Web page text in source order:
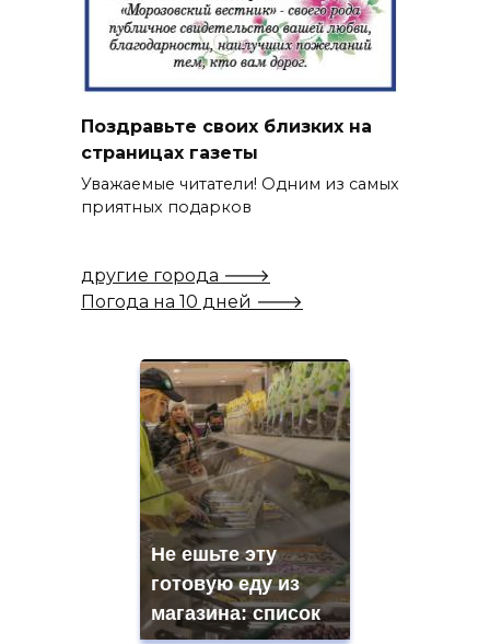
Поздравьте своих близких на
страницах газеты
Уважаемые читатели! Одним из самых
приятных подарков
другие города 🡒
Погода на 10 дней 🡒
Не ешьте эту
готовую еду из
магазина: список